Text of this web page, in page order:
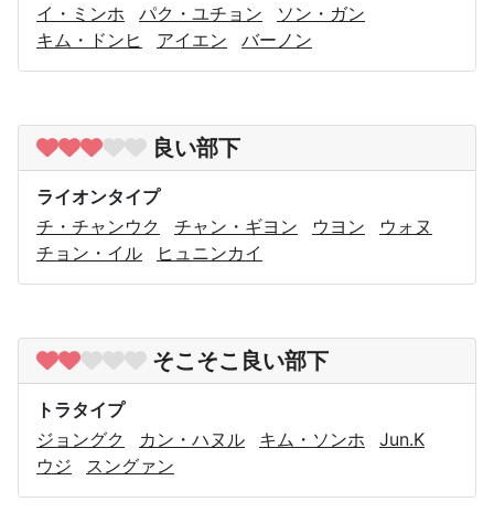
イ・ミンホ
パク・ユチョン
ソン・ガン
キム・ドンヒ
アイエン バーノン
良い部下
ライオンタイプ
チ・チャンウク
チャン・ギヨン ウヨン
ウォヌ
チョン・イル
ヒュニンカイ
そこそこ良い部下
トラタイプ
ジョングク
カン・ハヌル キム・ソンホ
Jun.K
ウジ
スングァン